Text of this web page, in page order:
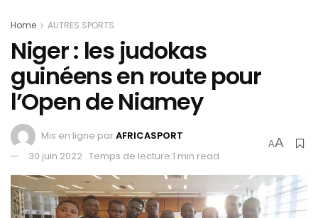
Home AUTRES SPORTS
Niger : les judokas
guinéens en route pour
l’Open de Niamey
Mis en ligne parAFRICASPORT
30 juin 2022 Temps de lecture:1 min read
AA